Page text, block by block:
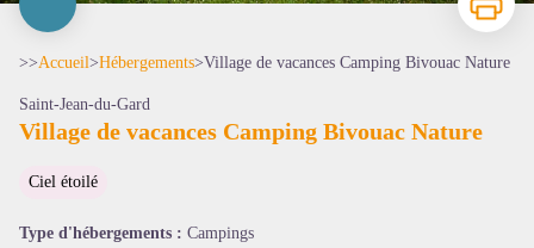
>>Accueil>Hébergements>Village de vacances Camping Bivouac Nature
Saint-Jean-du-Gard
Village de vacances Camping Bivouac Nature
Ciel étoilé
Type d'hébergements : Campings